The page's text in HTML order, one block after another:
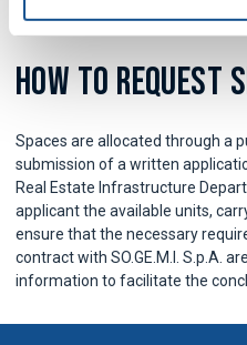
HOW TO REQUEST
Spaces are allocated through a
submission of a written
Real Estate Infrastructure
applicant the available units,
ensure that the necessary
contract with SO.GE.M.I. S.p.A.
information to facilitate the